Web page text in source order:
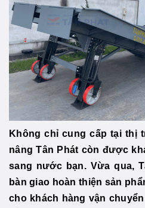
Không chỉ cung cấp tại thị
nâng Tân Phát còn được
sang nước bạn. Vừa qua,
bàn giao hoàn thiện sản
cho khách hàng vận